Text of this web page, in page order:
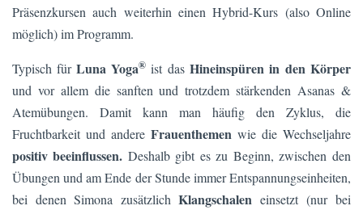
Präsenzkursen auch weiterhin einen Hybrid-Kurs (also Online
möglich) im Programm.
Typisch für Luna Yoga® ist das Hineinspüren in den Körper
und vor allem die sanften und trotzdem stärkenden Asanas &
Atemübungen. Damit kann man häufig den Zyklus, die
Fruchtbarkeit und andere Frauenthemen wie die Wechseljahre
positiv beeinflussen. Deshalb gibt es zu Beginn, zwischen den
Übungen und am Ende der Stunde immer Entspannungseinheiten,
bei denen Simona zusätzlich Klangschalen einsetzt (nur bei